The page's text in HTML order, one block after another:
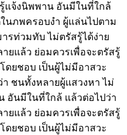
แจ้งนิพพาน อันมีในที่ใกล้
ภพครอบงำ ผู้แล่นไปตาม
รท่วมทับ ไม่ตรัสรู้ได้ง่าย
ยแล้ว ย่อมควรเพื่อจะตรัสรู้
ดยชอบ เป็นผู้ไม่มีอาสวะ
ชนทั้งหลายผู้แสวงหา ไม่
อันมีในที่ใกล้ แล้วต่อไปว่า
ยแล้ว ย่อมควรเพื่อจะตรัสรู้
ดยชอบ เป็นผู้ไม่มีอาสวะ